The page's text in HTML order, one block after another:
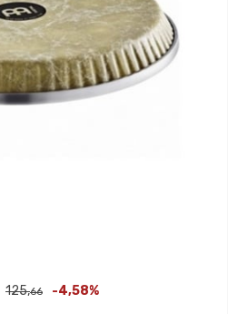
125,66 -4,58%